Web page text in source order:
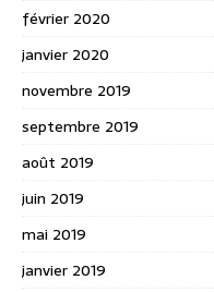
février 2020
janvier 2020
novembre 2019
septembre 2019
août 2019
juin 2019
mai 2019
janvier 2019